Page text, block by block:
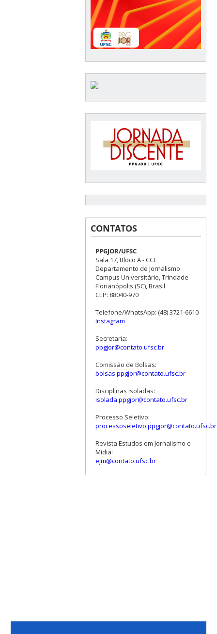
CONTATOS
PPGJOR/UFSC
Sala 17, Bloco A - CCE
Departamento de Jornalismo
Campus Universitário, Trindade
Florianópolis (SC), Brasil
CEP: 88040-970
Telefone/WhatsApp: (48) 3721-6610
Instagram
Secretaria:
ppgjor@contato.ufsc.br
Comissão de Bolsas:
bolsas.ppgjor@contato.ufsc.br
Disciplinas Isoladas:
isolada.ppgjor@contato.ufsc.br
Processo Seletivo:
processoseletivo.ppgjor@contato.ufsc.br
Revista Estudos em Jornalismo e
Mídia:
ejm@contato.ufsc.br